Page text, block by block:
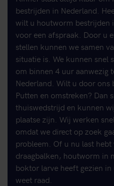
bestrijden in Nederland.
wilt u houtworm bestrijden
voor een afspraak. Door u
stellen kunnen we samen
situatie is. We kunnen snel
om binnen 4 uur aanwezig
Nederland. Wilt u door
Putten en omstreken? Dan
thuiswedstrijd en kunnen
plaatse zijn. Wij werken
omdat we direct op zoek
probleem. Of u nu last
draagbalken, houtworm in
boktor larve heeft gezien
weet raad.